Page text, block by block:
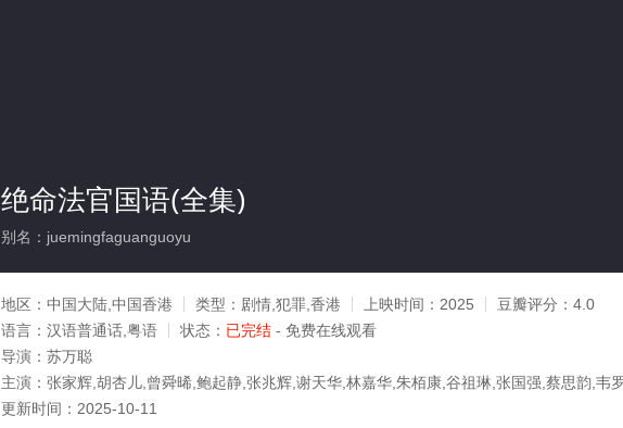
绝命法官国语(全集)
别名：juemingfaguanguoyu
地区： 中国大陆,中国香港 类型： 剧情,犯罪,香港 上映时间： 2025 豆瓣评分： 4.0
语言： 汉语普通话,粤语 状态： 已完结 - 免费在线观看
导演： 苏万聪
主演： 张家辉,胡杏儿,曾舜晞,鲍起静,张兆辉,谢天华,林嘉华,朱栢康,谷祖琳,张国强,蔡思韵,韦
更新时间： 2025-10-11